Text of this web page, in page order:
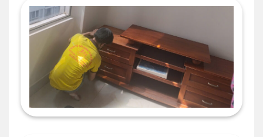
thợ vệ sinh sạch sẽ khi sơn hoàn thiện